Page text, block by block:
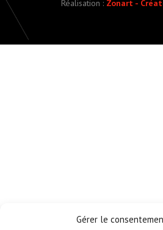
Gérer le
Réalisation : Zonart -